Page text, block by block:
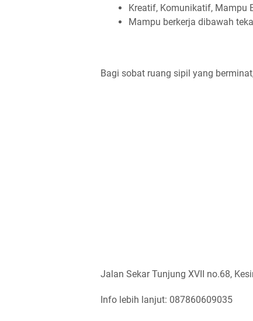
Kreatif, Komunikatif, Mampu
Mampu berkerja dibawah
Bagi sobat ruang sipil yang
Jalan Sekar Tunjung XVII no.68,
Info lebih lanjut: 087860609035